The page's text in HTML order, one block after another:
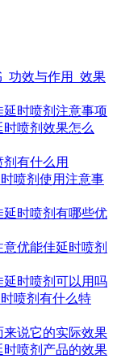
功效与作用_效果
时喷剂注意事项
喷剂效果怎么
有什么用
喷剂使用注意事
时喷剂有哪些优
优能佳延时喷剂
延时喷剂可以用吗
喷剂有什么特
说它的实际效果
喷剂产品的效果